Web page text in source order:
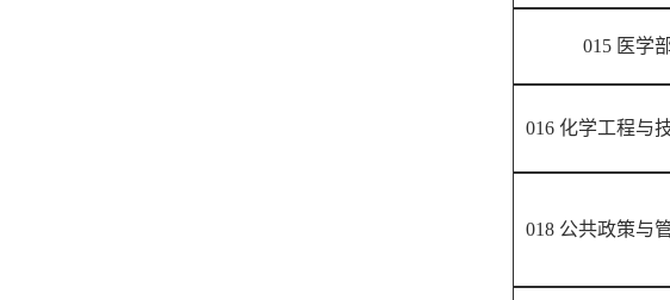
015 医学
016 化学工程与
018 公共政策与